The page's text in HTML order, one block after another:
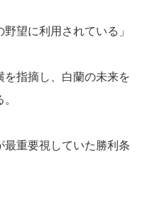
望に利用されている」
指摘し、白蘭の未来を
重要視していた勝利条